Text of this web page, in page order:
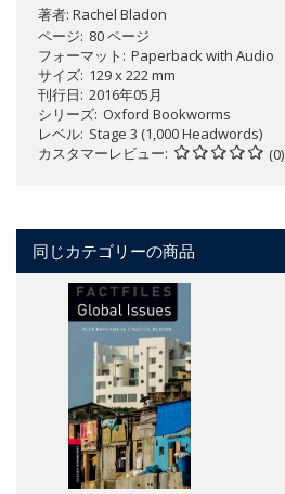
著者: Rachel Bladon
ページ 80 ページ
フォーマット
Paperback with Audio
サイズ 129 x 222 mm
刊行日 2016年05月
シリーズ Oxford Bookworms
レベル Stage 3 (1,000 Headwords)
カスタマーレビュー
(0)
同じカテゴリーの商品